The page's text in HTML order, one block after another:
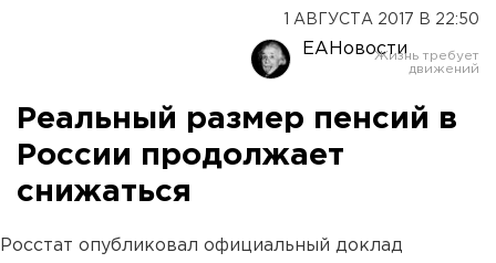
1 АВГУСТА 2017 В 22:50
ЕАНовости
Реальный размер пенсий в
России продолжает
снижаться
Росстат опубликовал официальный доклад